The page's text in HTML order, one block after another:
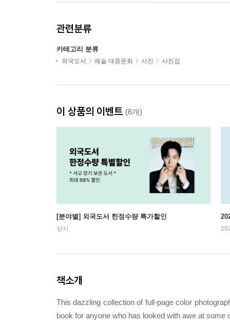
관련분류
카테고리 분류
외국도서 예술 대중문화 사진 사진집
이 상품의 이벤트 (6개)
[분야별] 외국도서 한정수량 특가할인
상시
책소개
This dazzling collection of full-page color
book for anyone who has looked with awe at